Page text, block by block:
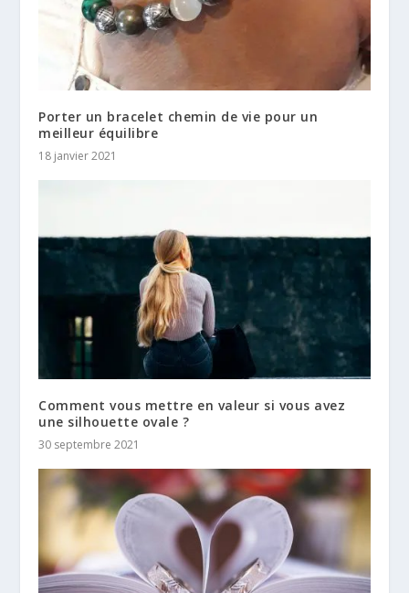
Porter un bracelet chemin de vie pour un
meilleur équilibre
18 janvier 2021
Comment vous mettre en valeur si vous avez
une silhouette ovale ?
30 septembre 2021